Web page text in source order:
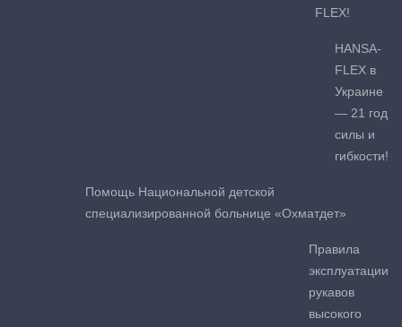
FLEX!
HANSA-
FLEX в
Украине
— 21 год
силы и
гибкости!
Помощь Национальной детской
специализированной больнице «Охматдет»
Правила
эксплуатации
рукавов
высокого